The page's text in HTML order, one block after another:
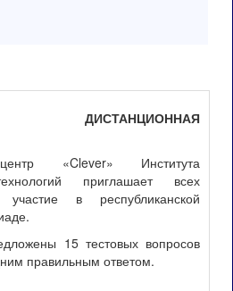
ДИСТАНЦИОННАЯ
«Clever» Института
приглашает всех
в республиканской
15 тестовых вопросов
правильным ответом.